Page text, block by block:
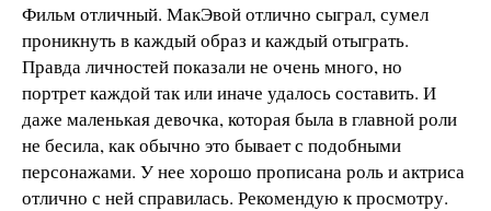
Фильм отличный. МакЭвой отлично сыграл, сумел
проникнуть в каждый образ и каждый отыграть.
Правда личностей показали не очень много, но
портрет каждой так или иначе удалось составить. И
даже маленькая девочка, которая была в главной роли
не бесила, как обычно это бывает с подобными
персонажами. У нее хорошо прописана роль и актриса
отлично с ней справилась. Рекомендую к просмотру.